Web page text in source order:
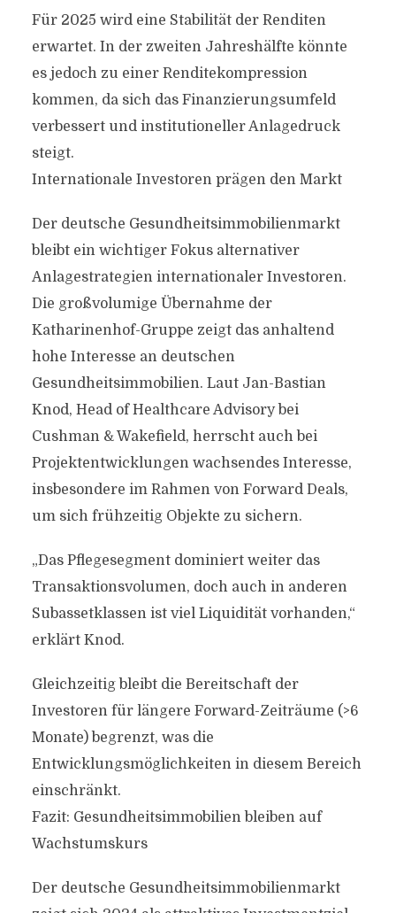
Für 2025 wird eine Stabilität der Renditen
erwartet. In der zweiten Jahreshälfte könnte
es jedoch zu einer Renditekompression
kommen, da sich das Finanzierungsumfeld
verbessert und institutioneller Anlagedruck
steigt.
Internationale Investoren prägen den Markt
Der deutsche Gesundheitsimmobilienmarkt
bleibt ein wichtiger Fokus alternativer
Anlagestrategien internationaler Investoren.
Die großvolumige Übernahme der
Katharinenhof-Gruppe zeigt das anhaltend
hohe Interesse an deutschen
Gesundheitsimmobilien. Laut Jan-Bastian
Knod, Head of Healthcare Advisory bei
Cushman & Wakefield, herrscht auch bei
Projektentwicklungen wachsendes Interesse,
insbesondere im Rahmen von Forward Deals,
um sich frühzeitig Objekte zu sichern.
„Das Pflegesegment dominiert weiter das
Transaktionsvolumen, doch auch in anderen
Subassetklassen ist viel Liquidität vorhanden,“
erklärt Knod.
Gleichzeitig bleibt die Bereitschaft der
Investoren für längere Forward-Zeiträume (>6
Monate) begrenzt, was die
Entwicklungsmöglichkeiten in diesem Bereich
einschränkt.
Fazit: Gesundheitsimmobilien bleiben auf
Wachstumskurs
Der deutsche Gesundheitsimmobilienmarkt